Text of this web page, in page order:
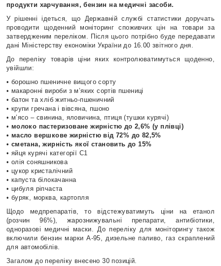
продукти харчування, бензин на медичні засоби.
У рішенні ідеться, що Державній службі статистики доручать
проводити щоденний моніторинг споживчих цін на товари за
затвердженим переліком. Після цього потрібно буде передавати
дані Міністерству економіки України до 16.00 звітного дня.
До переліку товарів ціни яких контролюватимуться щоденно,
увійшли:
• борошно пшеничне вищого сорту
• макаронні вироби з м’яких сортів пшениці
• батон та хліб житньо-пшеничний
• крупи гречана і вівсяна, пшоно
• м’ясо – свинина, яловичина, птиця (тушки курячі)
• молоко пастеризоване жирністю до 2,6% (у плівці)
• масло вершкове жирністю від 72% до 82,5%
• сметана, жирність якої становить до 15%
• яйця курячі категорії С1
• олія соняшникова
• цукор кристалічний
• капуста білокачанна
• цибуля ріпчаста
• буряк, морква, картопля
Щодо медпрепаратів, то відстежуватимуть ціни на етанол
(розчин 96%), жарознижувальні препарати, антибіотики,
одноразові медичні маски. До переліку для моніторингу також
включили бензин марки А-95, дизельне паливо, газ скраплений
для автомобілів.
Загалом до переліку внесено 30 позицій.